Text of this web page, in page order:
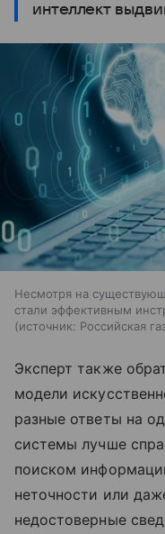
интеллект
Несмотря на
стали эффективным
источник: Российская
Эксперт также
модели
разные ответы на
системы лучше
поиском
неточности или
недостоверные